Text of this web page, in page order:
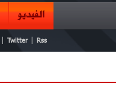
الفيديو
Twitter Rss